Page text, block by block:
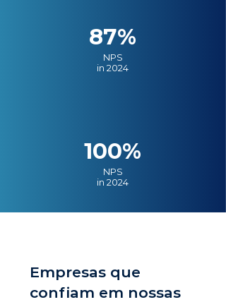
87%
NPS
in 2024
100%
NPS
in 2024
Empresas que
confiam em nossas